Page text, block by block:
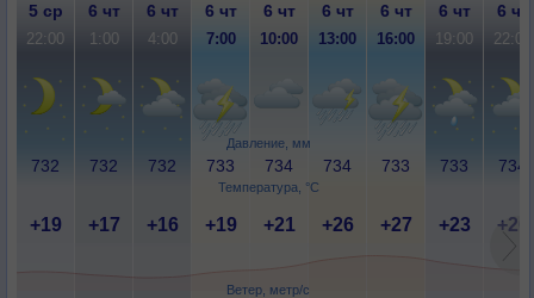
Давление, мм
Температура, °C
Ветер, метр/с
5 ср 6 чт 6 чт 6 чт 6 чт 6 чт 6 чт 6 чт 6 чт
22:00 1:00 4:00 7:00 10:00 13:00 16:00 19:00 22:00
732 732 732 733 734 734 733 733 734
+19 +17 +16 +19 +21 +26 +27 +23 +20